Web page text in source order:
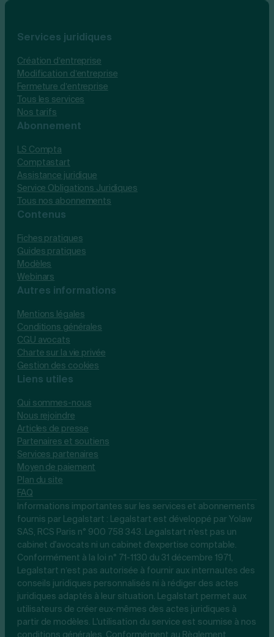
Services juridiques
Création d’entreprise
Modification d’entreprise
Fermeture d’entreprise
Tous les services
Nos tarifs
Abonnement
LS Compta
Comptastart
Assistance juridique
Service Obligations Juridiques
Tous nos abonnements
Contenus
Fiches pratiques
Guides pratiques
Modèles
Webinars
Autres informations
Mentions légales
Conditions générales
CGU avocats
Charte sur la vie privée
Gestion des cookies
Liens utiles
Qui sommes-nous
Nous rejoindre
Articles de presse
Partenaires et soutiens
Services partenaires
Moyen de paiement
Plan du site
FAQ
Informations importantes sur les services et abonnements
fournis par Legalstart : Legalstart est développé par Yolaw
SAS, RCS Paris n° 900 758 343. Legalstart n'est pas un
cabinet d'avocats ni un cabinet d'expertise comptable.
Conformément à la loi n° 71-1130 du 31 décembre 1971,
Legalstart n’est pas autorisée à fournir aux internautes des
conseils juridiques personnalisés ni à rédiger des actes
juridiques adaptés à leur situation. Legalstart permet aux
utilisateurs de créer eux-mêmes des actes juridiques à
partir de modèles. L'utilisation du service est soumise à nos
conditions générales. Conformément au Règlement